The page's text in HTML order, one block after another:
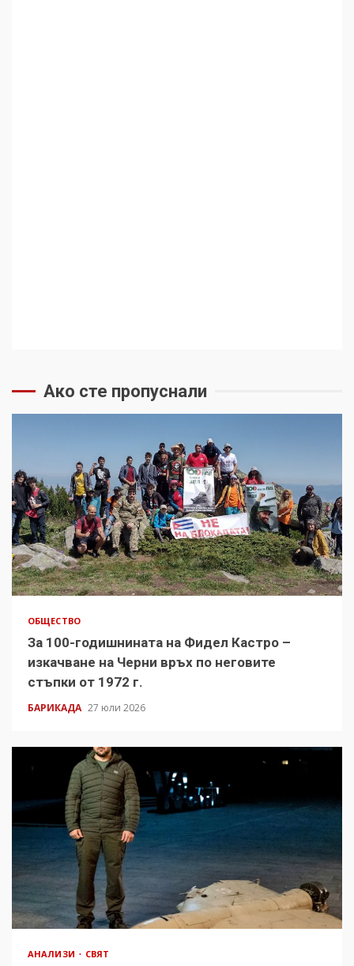
Ако сте пропуснали
ОБЩЕСТВО
За 100-годишнината на Фидел Кастро –
изкачване на Черни връх по неговите
стъпки от 1972 г.
БАРИКАДА 27 юли 2026
АНАЛИЗИ СВЯТ